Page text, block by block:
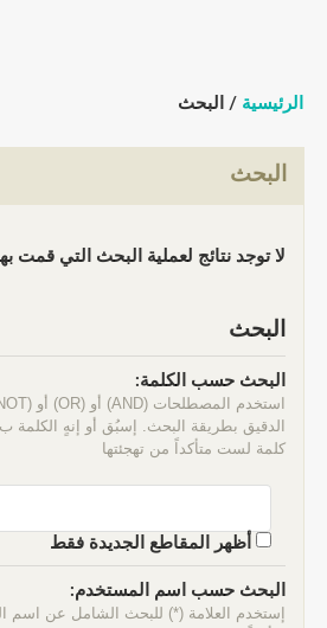
الرئيسية / البحث
البحث
لا توجد نتائج لعملية البحث التي قمت
البحث
البحث حسب الكلمة:
الدقيق بطريقة البحث. إسبُق أو إنهٍ
كلمة لست متأكداً من تهجئتها
أظهر المقاطع الجديدة فقط
البحث حسب اسم المستخدم:
إستخدم العلامة (*) للبحث الشامل عن اسم